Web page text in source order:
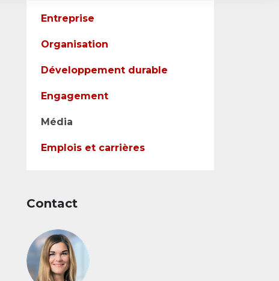
Entreprise
Organisation
Développement durable
Engagement
Média
Emplois et carrières
Contact